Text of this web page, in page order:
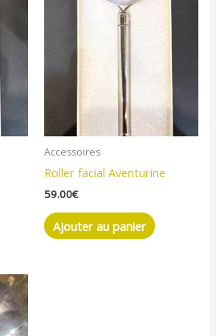
Accessoires
Roller facial Aventurine
59.00€
Ajouter au panier